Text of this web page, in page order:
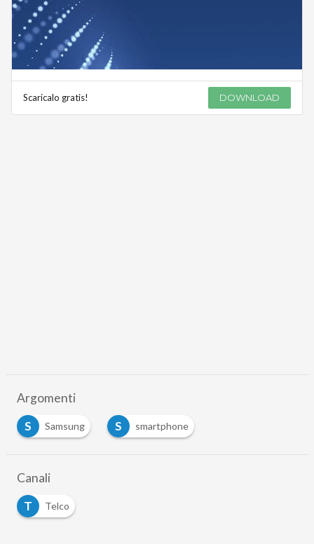
Scaricalo gratis! DOWNLOAD
Argomenti
S
Samsung S smartphone
Canali
T
Telco